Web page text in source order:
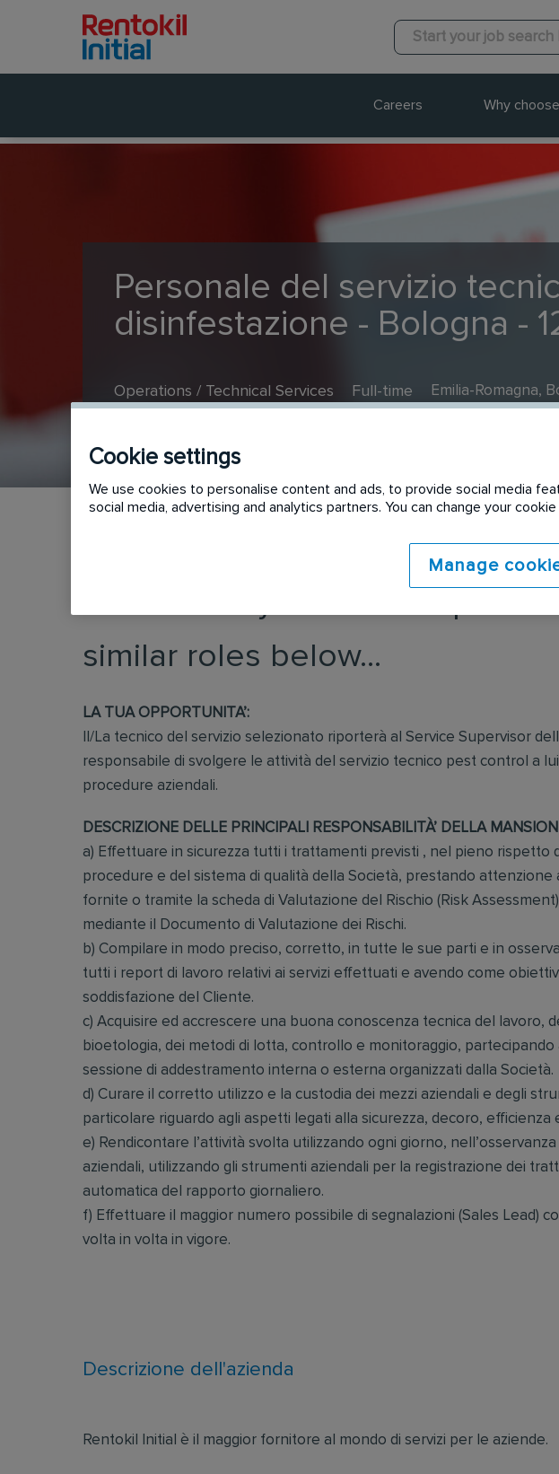
Careers Why
Personale del servizio
disinfestazione - Bologna -
Operations / Technical Services Full-time Emilia-Romagna,
similar roles below...
LA TUA OPPORTUNITA’:
Il/La tecnico del servizio selezionato riporterà al Service Supervisor
responsabile di svolgere le attività del servizio tecnico pest control a
procedure aziendali.
DESCRIZIONE DELLE PRINCIPALI RESPONSABILITÀ’ DELLA
a) Effettuare in sicurezza tutti i trattamenti previsti , nel pieno rispetto
procedure e del sistema di qualità della Società, prestando attenzione
fornite o tramite la scheda di Valutazione del Rischio (Risk
mediante il Documento di Valutazione dei Rischi.
b) Compilare in modo preciso, corretto, in tutte le sue parti e in
tutti i report di lavoro relativi ai servizi effettuati e avendo come
soddisfazione del Cliente.
c) Acquisire ed accrescere una buona conoscenza tecnica del lavoro,
bioetologia, dei metodi di lotta, controllo e monitoraggio, partecipando
sessione di addestramento interna o esterna organizzati dalla Società.
d) Curare il corretto utilizzo e la custodia dei mezzi aziendali e degli
particolare riguardo agli aspetti legati alla sicurezza, decoro, efficienza
e) Rendicontare l’attività svolta utilizzando ogni giorno,
aziendali, utilizzando gli strumenti aziendali per la registrazione dei
automatica del rapporto giornaliero.
f) Effettuare il maggior numero possibile di segnalazioni (Sales Lead)
volta in volta in vigore.
Descrizione dell'azienda
Rentokil Initial è il maggior fornitore al mondo di servizi per le aziende.
Cookie settings
We use cookies to personalise content and ads, to provide social media
social media, advertising and analytics partners. You can change your
Manage